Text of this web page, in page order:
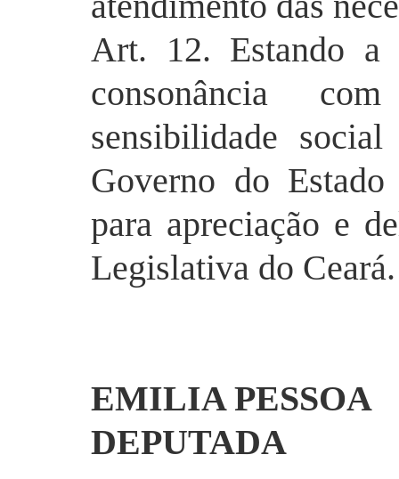
Art. 12. Estando a
consonância
sensibilidade
Governo do Estado
para apreciação e
Legislativa do Ceará.
EMILIA PESSOA
DEPUTADA